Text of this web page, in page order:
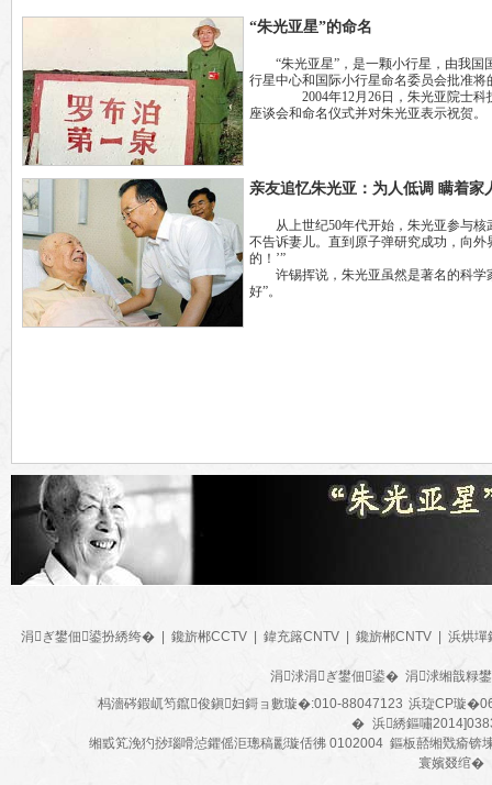
“朱光亚星”的命名
“朱光亚星”，是一颗小行星，由我国
行星中心和国际小行星命名委员会批准将
2004年12月26日，朱光亚院士科技思
座谈会和命名仪式并对朱光亚表示祝贺。
亲友追忆朱光亚：为人低调 瞒着家
从上世纪50年代开始，朱光亚参与核
不告诉妻儿。直到原子弹研究成功，向
的！’”
许锡挥说，朱光亚虽然是著名的科学
好”。
涓ぎ鐢佃鍙扮綉绔� 鑱旂郴CCTV 鍏充簬CNTV 鑱旂郴CNTV 浜烘墠
涓浗涓ぎ鐢佃鍙� 涓浗缃戠粶
杩濇硶鍜屼笉鑹俊鎭妇鎶ョ數璇�:010-88047123 浜琁CP璇
� 浜綉鏂嘯
缃戜笂浼犳挱瑙嗗惉鑺傜洰璁稿彲璇佸彿 0102004 鏂板嚭缃戣瘉
寰嬪叕绾�